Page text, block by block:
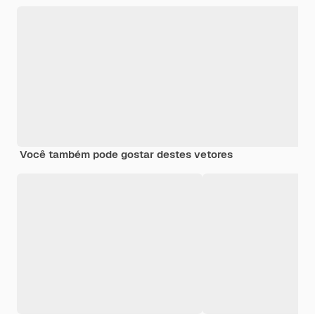
Você também pode gostar destes vetores